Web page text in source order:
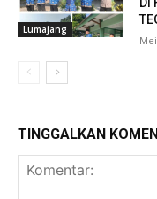
Lumajang
DI
TINGGALKAN